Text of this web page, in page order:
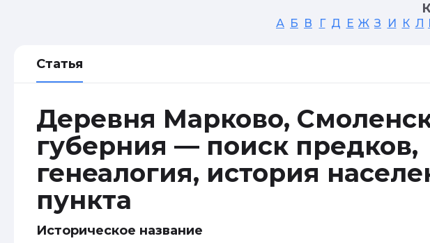
А Б В Г Д Е Ж З И К Л
Статья
Деревня Марково,
губерния — поиск предков,
генеалогия, история
пункта
Историческое название